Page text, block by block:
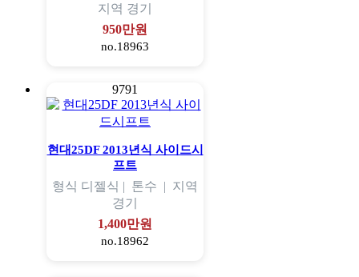
지역 경기
950만원
no.18963
9791
현대25DF 2013년식 사이드시
프트
형식 디젤식 | 톤수 | 지역
경기
1,400만원
no.18962